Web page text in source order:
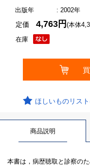
出版年
: 2002年
在庫
定価4,763円(本体
ほしいものリス
商品説明
本書は，病歴聴取と診察の